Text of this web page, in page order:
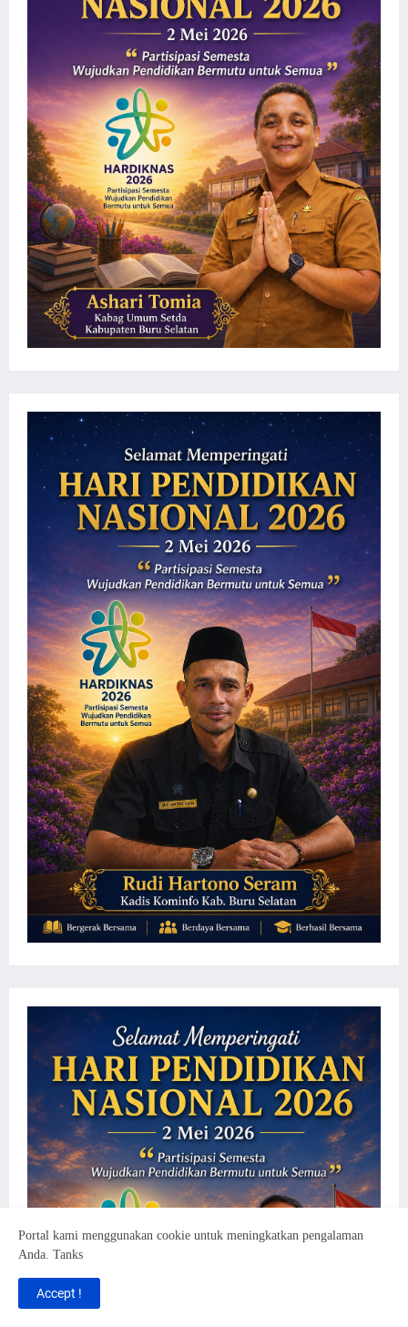
Portal kami menggunakan cookie untuk meningkatkan pengalaman
Anda. Tanks
Accept !